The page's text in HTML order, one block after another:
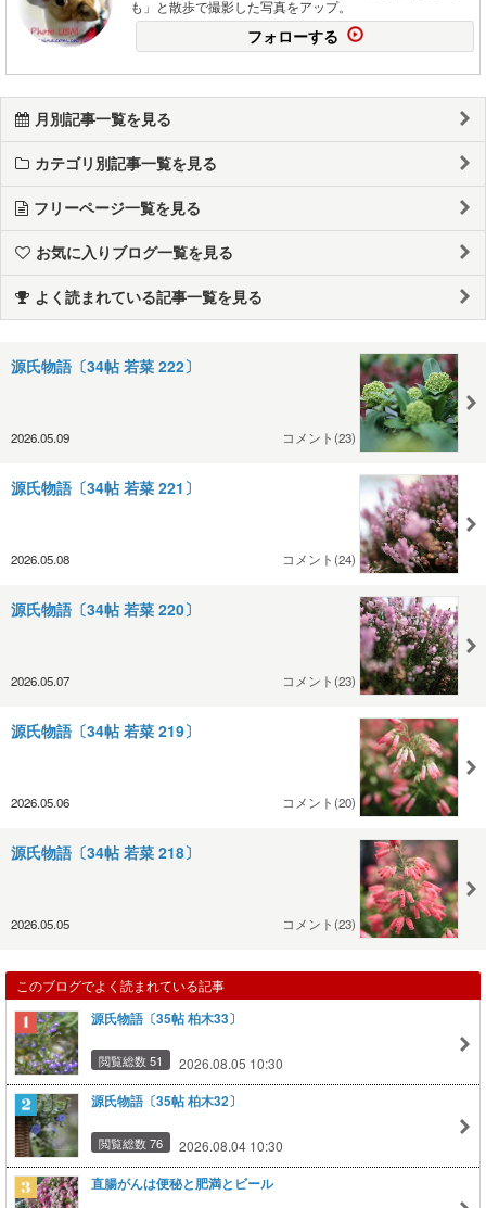
も」と散歩で撮影した写真をアップ。
フォローする
月別記事一覧を見る
カテゴリ別記事一覧を見る
フリーページ一覧を見る
お気に入りブログ一覧を見る
よく読まれている記事一覧を見る
源氏物語〔34帖 若菜 222〕
2026.05.09 コメント(23)
源氏物語〔34帖 若菜 221〕
2026.05.08 コメント(24)
源氏物語〔34帖 若菜 220〕
2026.05.07 コメント(23)
源氏物語〔34帖 若菜 219〕
2026.05.06 コメント(20)
源氏物語〔34帖 若菜 218〕
2026.05.05 コメント(23)
このブログでよく読まれている記事
源氏物語〔35帖 柏木33〕
閲覧総数 51 2026.08.05 10:30
源氏物語〔35帖 柏木32〕
閲覧総数 76 2026.08.04 10:30
直腸がんは便秘と肥満とビール